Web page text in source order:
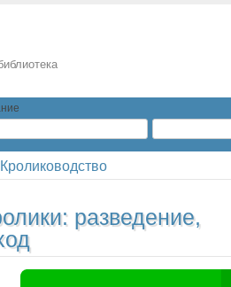
Кролиководство
разведение,